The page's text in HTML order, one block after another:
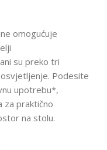
omogućuje
su preko tri
Podesite
upotrebu*,
za praktično
na stolu.